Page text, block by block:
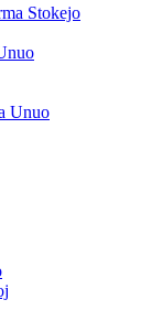
Stokejo
Unuo